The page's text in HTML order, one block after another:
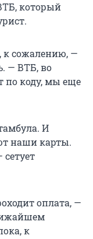
который
к сожалению, —
— ВТБ, во
по коду, мы еще
И
наши карты.
сетует
оплата, —
к